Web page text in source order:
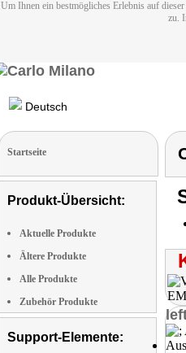
Um Ihnen ein bestmögliches Erlebnis auf
zu.
Deutsch
Startseite
Produkt-Übersicht:
Aktuelle Produkte
Ältere Produkte
Alle Produkte
Zubehör Produkte
Support-Elemente: